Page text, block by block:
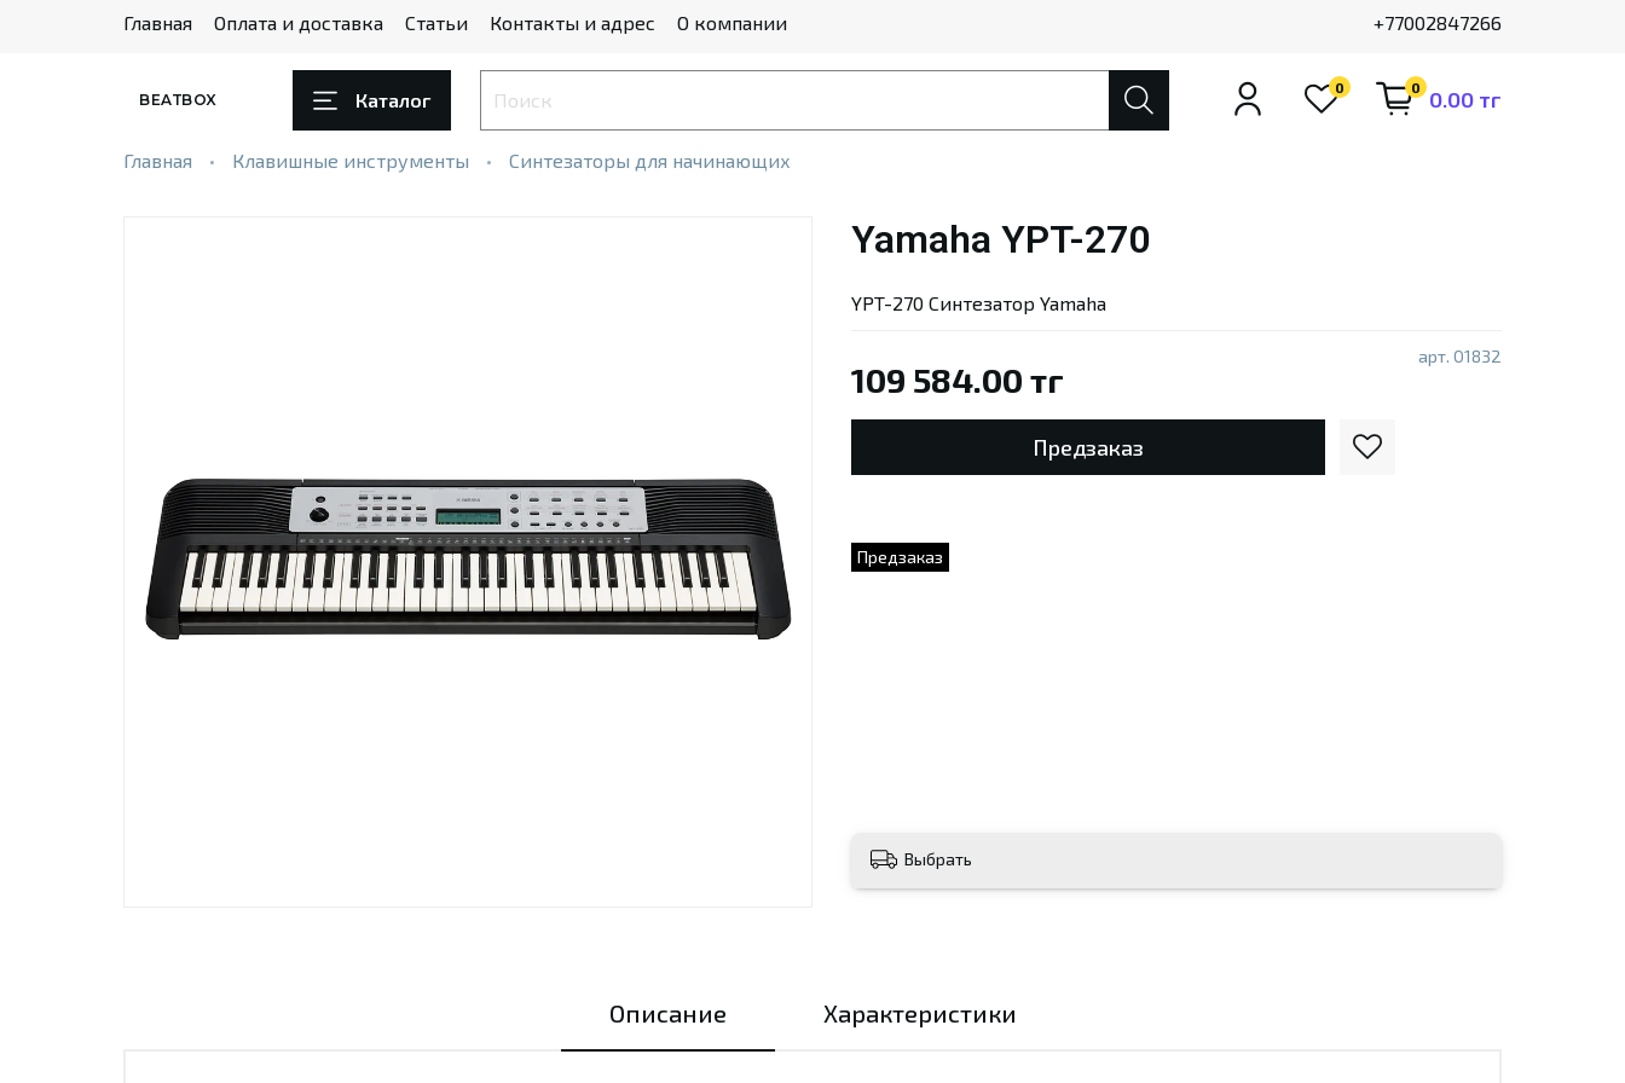
Главная Оплата и доставка Статьи Контакты и адрес О компании +77002847266
BEATBOX Каталог
0 0 0.00 тг
Главная Клавишные инструменты Синтезаторы для начинающих
арт. 01832
Предзаказ
Yamaha YPT-270
109 584.00 тг
Предзаказ
YPT-270 Синтезатор Yamaha
Выбрать
Описание Характеристики